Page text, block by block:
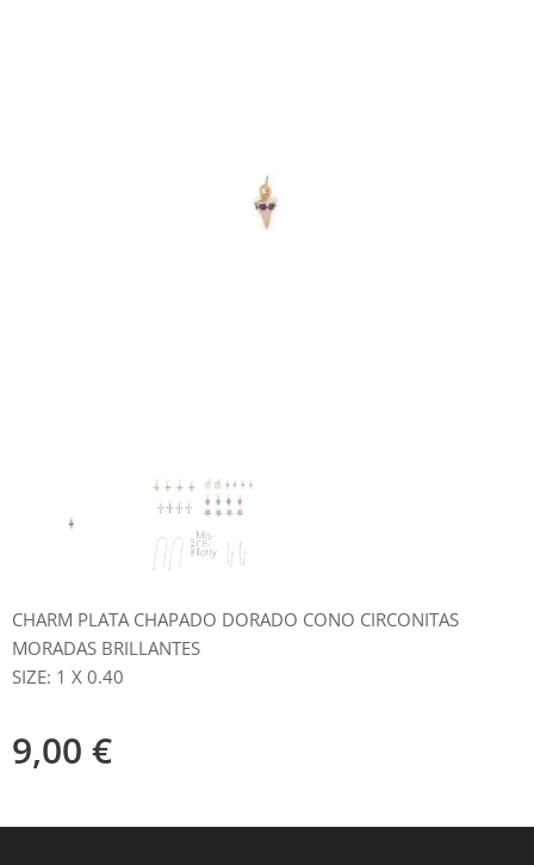
CHARM PLATA CHAPADO DORADO CONO CIRCONITAS
MORADAS BRILLANTES
SIZE: 1 X 0.40
9,00 €